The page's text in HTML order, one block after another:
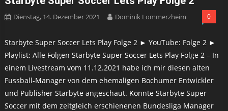
Dienstag, 14. Dezember 2021 Dominik Lommerzheim 0
Starbyte Super Soccer Lets Play Folge 2 ► YouTube: Folge 2 ►
Playlist: Alle Folgen Starbyte Super Soccer Lets Play Folge 2 – In
einem Livestream vom 11.12.2021 habe ich mir diesen alten
Fussball-Manager von dem ehemaligen Bochumer Entwickler
und Publisher Starbyte angeschaut. Konnte Starbyte Super
Soccer mit dem zeitgleich erschienenen Bundesliga Manager